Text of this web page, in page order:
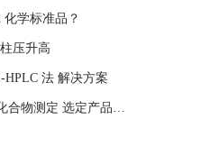
化学标准品？
压升高
HPLC 法 解决方案
GB 5009.26-2023 N-亚硝胺类化合物测定 选定产品：迪马科技 PLS-A净化填料